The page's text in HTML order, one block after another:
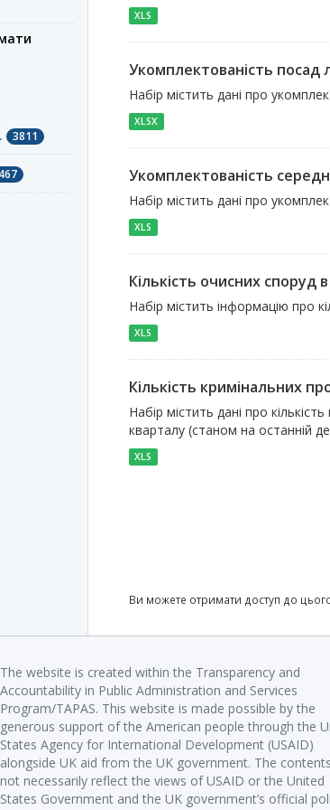
3811
467
XLS
Укомплектованість посад
Набір містить дані про
XLSX
Укомплектованість
Набір містить дані про
XLS
Кількість очисних споруд
Набір містить інформацію про
XLS
Кількість кримінальних
Набір містить дані про
кварталу (станом на останній
XLS
Ви можете отримати доступ до
The website is created within the Transparency and
Accountability in Public Administration and Services
Program/TAPAS. This website is made possible by the
generous support of the American people through the
States Agency for International Development (USAID)
alongside UK aid from the UK government. The
not necessarily reflect the views of USAID or the United
States Government and the UK government’s official